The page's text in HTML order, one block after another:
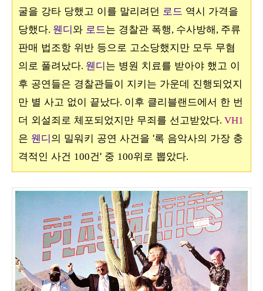
굴을 강타 당했고 이를 말리려던 로드 역시 가격을
당했다. 웬디 와 로드는 경찰관 폭행, 수사방해 , 주류
판매 법조항 위반 등으로 고소당했지만 모두 무혐
의로 풀려났다. 웬디 는 병원 치료를 받아야 했고 이
후 공연들은 경찰관들이 지키는 가운데 진행되었지
만 별 사고 없이 끝났다. 이후 클리블랜드에서 한 번
더 외설죄로 체포되었지만 무죄를 선고받았다. VH1
은 웬디 의 밀워키 공연 사건을 '록 음악사의 가장 충
격적인 사건 100건' 중 100위로 뽑았다.